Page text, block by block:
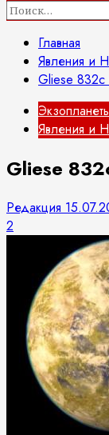
Найти:
Главная
Явления и
Gliese 832c
Явления и
Gliese
Редакция
2